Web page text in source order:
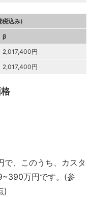
税込み)
β
2,017,400円
2,017,400円
、このうち、カスタ
万円です。(参
)